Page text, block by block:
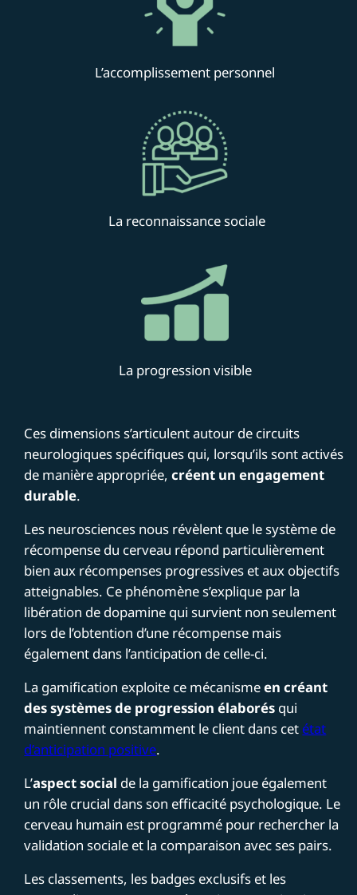
L’accomplissement personnel
La reconnaissance sociale
La progression visible
Ces dimensions s’articulent autour de circuits
neurologiques spécifiques qui, lorsqu’ils sont activés
de manière appropriée, créent un engagement
durable.
Les neurosciences nous révèlent que le système de
récompense du cerveau répond particulièrement
bien aux récompenses progressives et aux objectifs
atteignables. Ce phénomène s’explique par la
libération de dopamine qui survient non seulement
lors de l’obtention d’une récompense mais
également dans l’anticipation de celle-ci.
La gamification exploite ce mécanismeen créant
des systèmes de progression élaborés qui
maintiennent constamment le client dans cet état
d’anticipation positive.
L’aspect social de la gamification joue également
un rôle crucial dans son efficacité psychologique. Le
cerveau humain est programmé pour rechercher la
validation sociale et la comparaison avec ses pairs.
Les classements, les badges exclusifs et les